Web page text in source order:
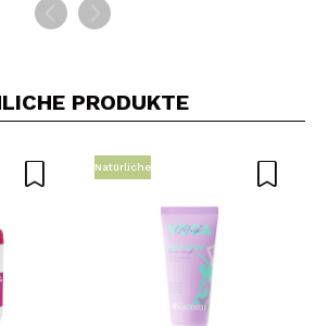
PRODUKTE
Natürliche